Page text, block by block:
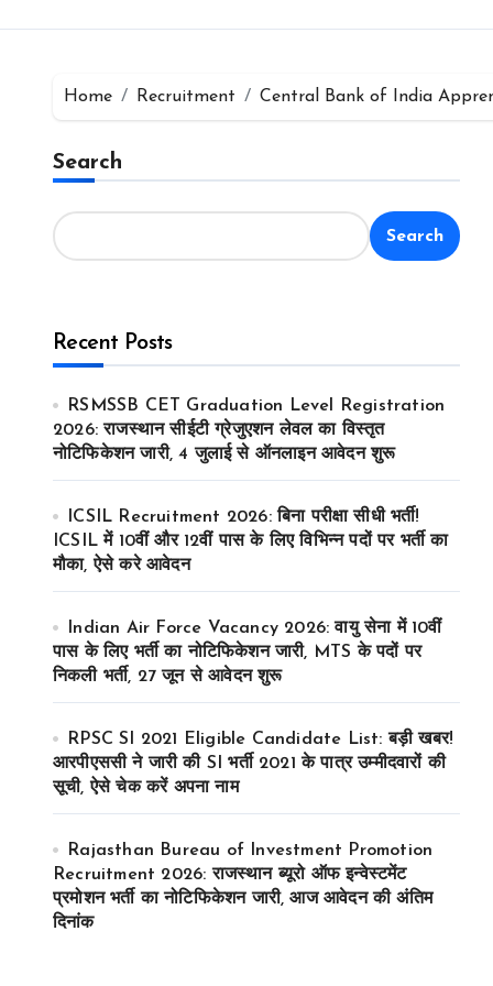
Home Recruitment Central Bank of India
Search
Search
Recent Posts
RSMSSB CET Graduation Level Registration
2026: राजस्थान सीईटी ग्रेजुएशन लेवल का विस्तृत
नोटिफिकेशन जारी, 4 जुलाई से ऑनलाइन आवेदन शुरू
ICSIL Recruitment 2026: बिना परीक्षा सीधी भर्ती!
ICSIL में 10वीं और 12वीं पास के लिए विभिन्न पदों पर भर्ती का
मौका, ऐसे करे आवेदन
Indian Air Force Vacancy 2026: वायु सेना में 10वीं
पास के लिए भर्ती का नोटिफिकेशन जारी, MTS के पदों पर
निकली भर्ती, 27 जून से आवेदन शुरू
RPSC SI 2021 Eligible Candidate List: बड़ी खबर!
आरपीएससी ने जारी की SI भर्ती 2021 के पात्र उम्मीदवारों की
सूची, ऐसे चेक करें अपना नाम
Rajasthan Bureau of Investment Promotion
Recruitment 2026: राजस्थान ब्यूरो ऑफ इन्वेस्टमेंट
प्रमोशन भर्ती का नोटिफिकेशन जारी, आज आवेदन की अंतिम
दिनांक